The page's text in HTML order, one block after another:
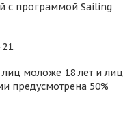
с программой Sailing
лиц моложе 18 лет и лиц
предусмотрена 50%